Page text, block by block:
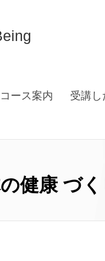
コース案内 受講し
健康 づ